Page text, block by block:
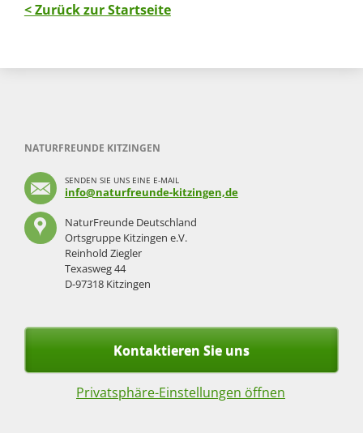
< Zurück zur Startseite
NATURFREUNDE KITZINGEN
SENDEN SIE UNS EINE E-MAIL
info@naturfreunde-kitzingen,de
NaturFreunde Deutschland
Ortsgruppe Kitzingen e.V.
Reinhold Ziegler
Texasweg 44
D-97318 Kitzingen
Kontaktieren Sie uns
Privatsphäre-Einstellungen öffnen